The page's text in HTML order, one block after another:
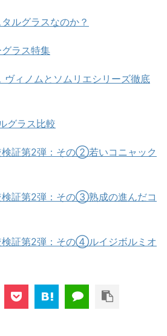
ルグラスなのか？
ラス特集
ヴィノムとソムリエシリーズ徹底
グラス比較
検証第2弾：その②若いコニャック
検証第2弾：その③熟成の進んだコ
検証第2弾：その④ルイジボルミオ